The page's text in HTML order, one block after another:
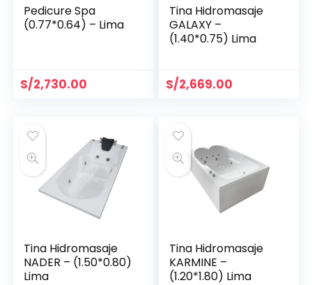
Pedicure Spa
(0.77*0.64) – Lima
S/2,730.00
Tina Hidromasaje
GALAXY –
(1.40*0.75) Lima
S/2,669.00
Tina Hidromasaje
NADER – (1.50*0.80)
Lima
Tina Hidromasaje
KARMINE –
(1.20*1.80) Lima